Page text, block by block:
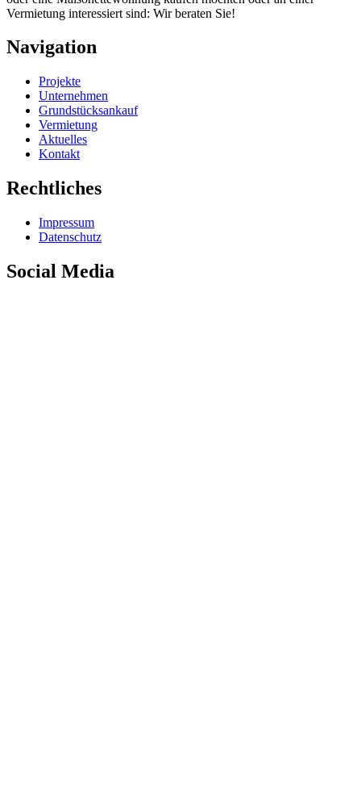
Vermietung interessiert sind: Wir beraten Sie!
Navigation
Projekte
Unternehmen
Grundstücksankauf
Vermietung
Aktuelles
Kontakt
Rechtliches
Impressum
Datenschutz
Social Media